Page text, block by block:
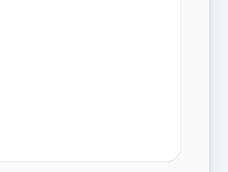
jelmagyarázatához